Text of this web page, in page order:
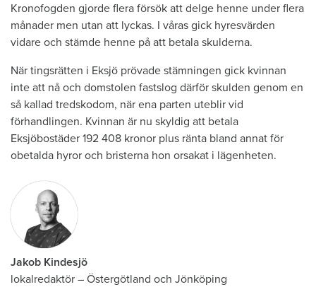
Kronofogden gjorde flera försök att delge henne under flera
månader men utan att lyckas. I våras gick hyresvärden
vidare och stämde henne på att betala skulderna.
När tingsrätten i Eksjö prövade stämningen gick kvinnan
inte att nå och domstolen fastslog därför skulden genom en
så kallad tredskodom, när ena parten uteblir vid
förhandlingen. Kvinnan är nu skyldig att betala
Eksjöbostäder 192 408 kronor plus ränta bland annat för
obetalda hyror och bristerna hon orsakat i lägenheten.
Jakob Kindesjö
lokalredaktör – Östergötland och Jönköping